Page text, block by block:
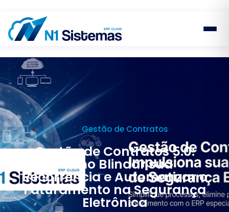
Gestão de Contratos
Gestão de Contratos 5.0:
Como Blindar sua
Recorrência e Automatizar o
Faturamento na Segurança
Eletrônica